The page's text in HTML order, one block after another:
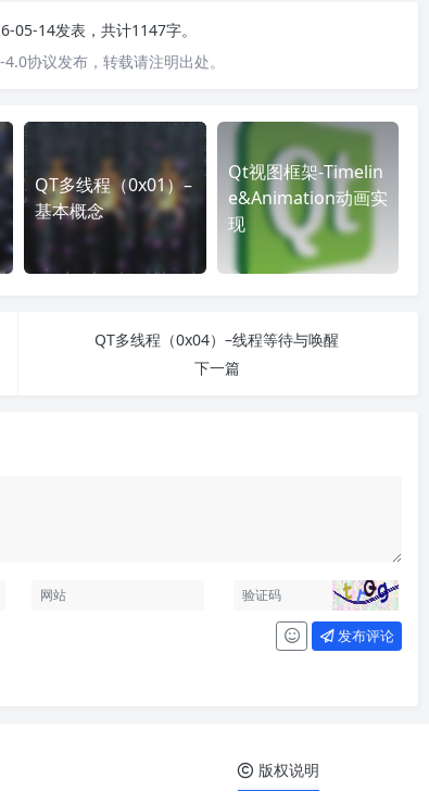
05-14发表，共计1147字。
协议发布，转载请注明出处。
QT多线程（0x01）–
基本概念
Qt视图框架-Timelin
e&Animation动画实
现
QT多线程（0x04）–线程等待与唤醒
下一篇
发布评论
版权说明